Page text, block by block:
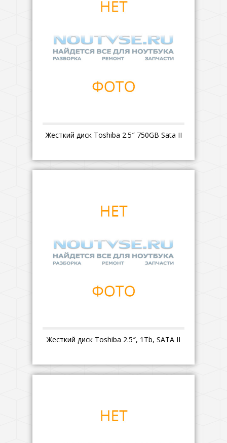
Жесткий диск Toshiba 2.5″ 750GB Sata II
Жесткий диск Toshiba 2.5″, 1Tb, SATA II